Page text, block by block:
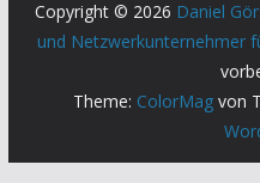
Copyright © 2026 Daniel
und Netzwerkunternehmer
Theme: ColorMag von